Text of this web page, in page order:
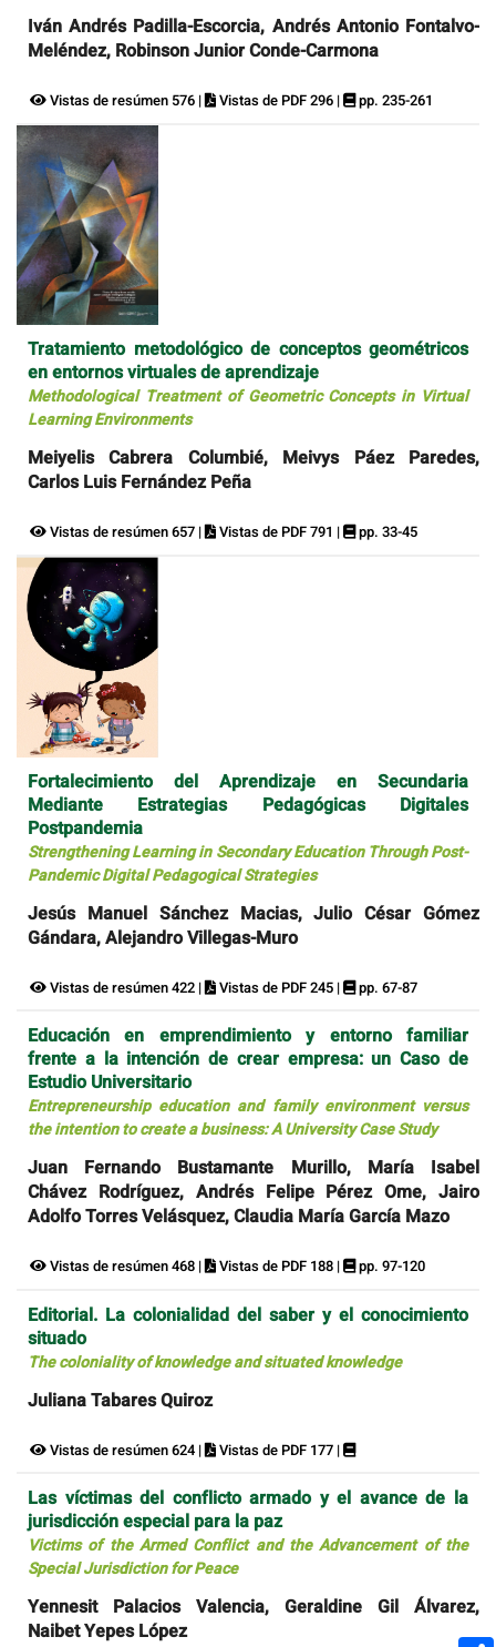
Iván Andrés Padilla-Escorcia, Andrés Antonio Fontalvo-
Meléndez, Robinson Junior Conde-Carmona
Vistas de resúmen 576 | Vistas de PDF 296 | pp. 235-261
Tratamiento metodológico de conceptos geométricos
en entornos virtuales de aprendizaje
Methodological Treatment of Geometric Concepts in Virtual
Learning Environments
Meiyelis Cabrera Columbié, Meivys Páez Paredes,
Carlos Luis Fernández Peña
Vistas de resúmen 657 | Vistas de PDF 791 | pp. 33-45
Fortalecimiento del Aprendizaje en Secundaria
Mediante Estrategias Pedagógicas Digitales
Postpandemia
Strengthening Learning in Secondary Education Through Post-
Pandemic Digital Pedagogical Strategies
Jesús Manuel Sánchez Macias, Julio César Gómez
Gándara, Alejandro Villegas-Muro
Vistas de resúmen 422 | Vistas de PDF 245 | pp. 67-87
Educación en emprendimiento y entorno familiar
frente a la intención de crear empresa: un Caso de
Estudio Universitario
Entrepreneurship education and family environment versus
the intention to create a business: A University Case Study
Juan Fernando Bustamante Murillo, María Isabel
Chávez Rodríguez, Andrés Felipe Pérez Ome, Jairo
Adolfo Torres Velásquez, Claudia María García Mazo
Vistas de resúmen 468 | Vistas de PDF 188 | pp. 97-120
Editorial. La colonialidad del saber y el conocimiento
situado
The coloniality of knowledge and situated knowledge
Juliana Tabares Quiroz
Vistas de resúmen 624 | Vistas de PDF 177 |
Las víctimas del conflicto armado y el avance de la
jurisdicción especial para la paz
Victims of the Armed Conflict and the Advancement of the
Special Jurisdiction for Peace
Yennesit Palacios Valencia, Geraldine Gil Álvarez,
Naibet Yepes López